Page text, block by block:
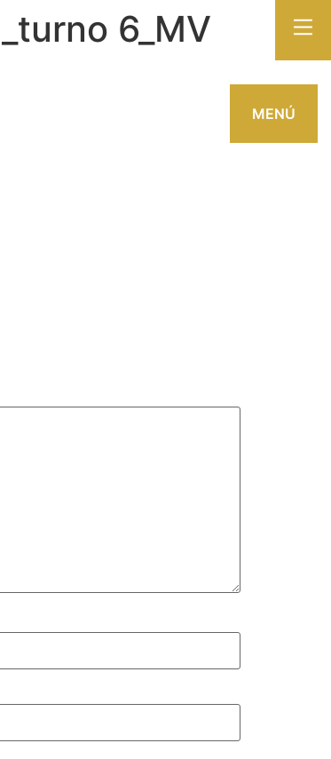
MENÚ
6_MV